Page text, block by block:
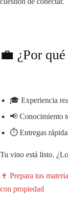
💼 ¿Por
🎓 Experiencia
📢 Conocimiento
⏱️ Entregas
Tu vino está listo.
🍷 Prepara tus
con propiedad